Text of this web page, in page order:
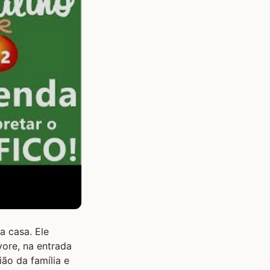
casa. Ele
na entrada
da família e